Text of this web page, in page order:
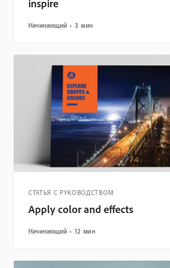
inspire
Начинающий 3 мин
СТАТЬЯ С РУКОВОДСТВОМ
Apply color and effects
Начинающий 12 мин